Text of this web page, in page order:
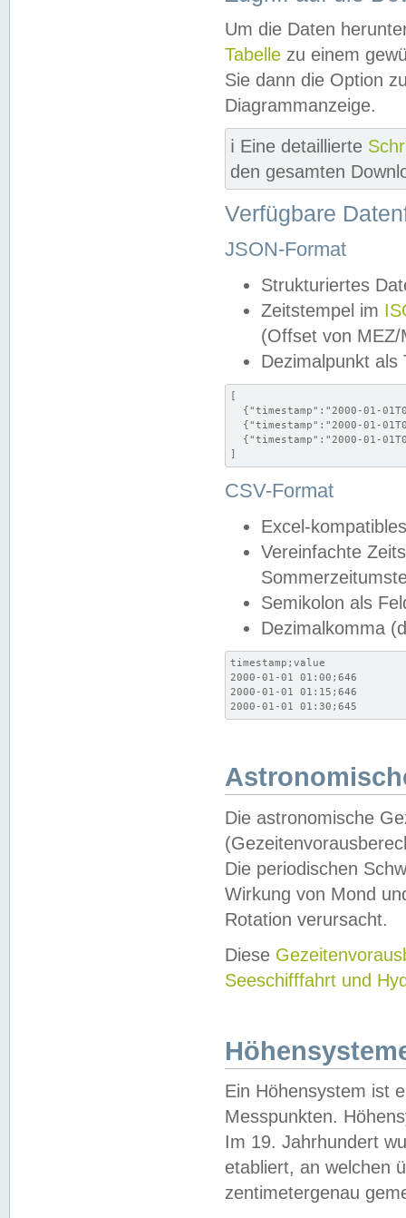
Um die Daten
Tabelle zu einem
Sie dann die Option
Diagrammanzeige.
ℹ️ Eine detaillierte
den gesamten
Verfügbare
JSON-Format
Strukturiertes
Zeitstempel im
(Offset von MEZ/
Dezimalpunkt als
[
{"timestamp":"2000-01-
{"timestamp":"2000-01-
{"timestamp":"2000-01-
]
CSV-Format
Excel-
Vereinfachte
Semikolon als
Dezimalkomma
timestamp;value
2000-01-01 01:00;646
2000-01-01 01:15;646
2000-01-01 01:30;645
Die astronomische
Die periodischen
Wirkung von Mond
Rotation verursacht.
Diese
Seeschifffahrt und
Ein Höhensystem ist
Messpunkten.
Im 19. Jahrhundert
etabliert, an welchen
zentimetergenau